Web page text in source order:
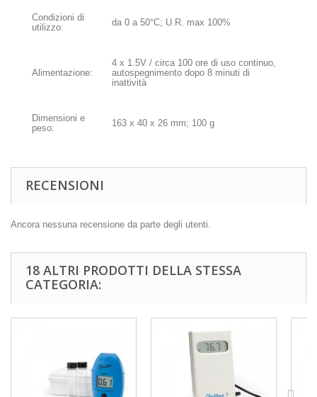
Condizioni di
utilizzo:
da 0 a 50°C; U.R. max 100%
Alimentazione:
4 x 1.5V / circa 100 ore di uso continuo,
autospegnimento dopo 8 minuti di
inattività
Dimensioni e
peso:
163 x 40 x 26 mm; 100 g
RECENSIONI
Ancora nessuna recensione da parte degli utenti.
18 ALTRI PRODOTTI DELLA STESSA
CATEGORIA: